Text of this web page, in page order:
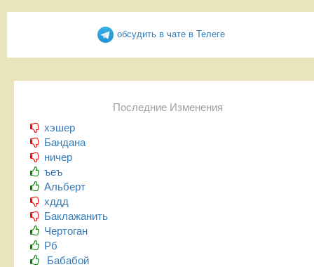
обсудить в чате в Телеге
Последние Изменения
хэшер
Бандана
ничер
ъеъ
Альберт
хддд
Баклажанить
Чертоган
Рб
Бабабой